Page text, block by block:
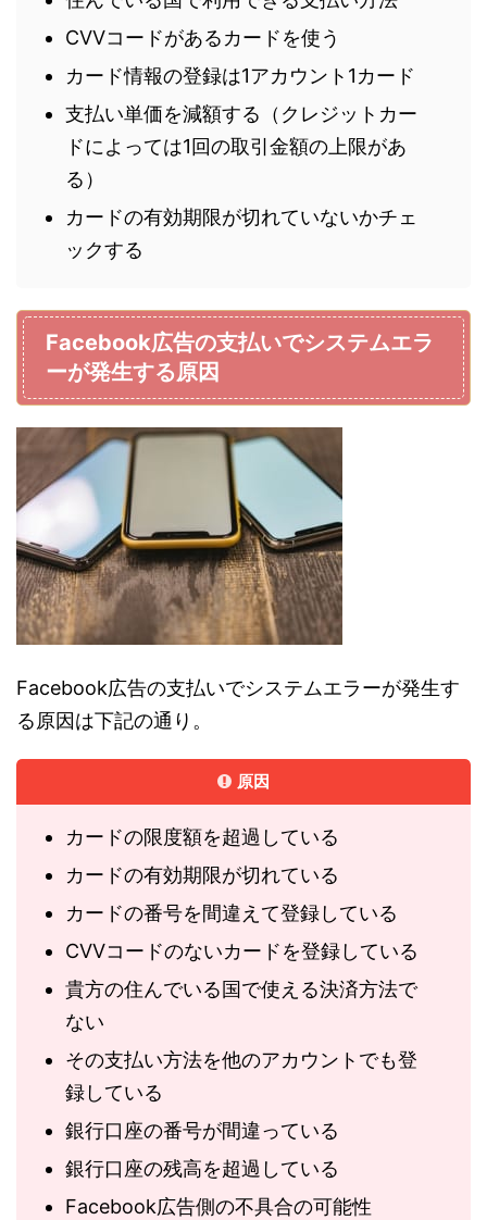
CVVコードがあるカードを使う
カード情報の登録は1アカウント1カード
支払い単価を減額する（クレジットカー
ドによっては1回の取引金額の上限があ
る）
カードの有効期限が切れていないかチェ
ックする
Facebook広告の支払いでシステムエラ
ーが発生する原因
Facebook広告の支払いでシステムエラーが発生す
る原因は下記の通り。
原因
カードの限度額を超過している
カードの有効期限が切れている
カードの番号を間違えて登録している
CVVコードのないカードを登録している
貴方の住んでいる国で使える決済方法で
ない
その支払い方法を他のアカウントでも登
録している
銀行口座の番号が間違っている
銀行口座の残高を超過している
Facebook広告側の不具合の可能性